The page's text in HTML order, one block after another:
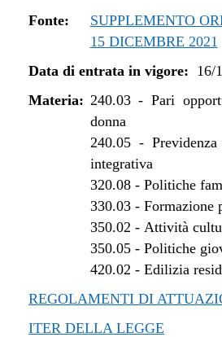
dal 09/08/2022 al 09/11/2022
dal 14/06/2022 al 08/08/2022
Fonte:
SUPPLEMENTO
15 DICEMBRE 2021
Data di entrata in vigore: 16/
Materia: 240.03-Pari
donna
240.05-
integrativa
320.08- Politiche
330.03- Formazione
350.02 - Attività
350.05- Politiche
420.02 - Edilizia
REGOLAMENTI DI
ITER DELLA LEGGE